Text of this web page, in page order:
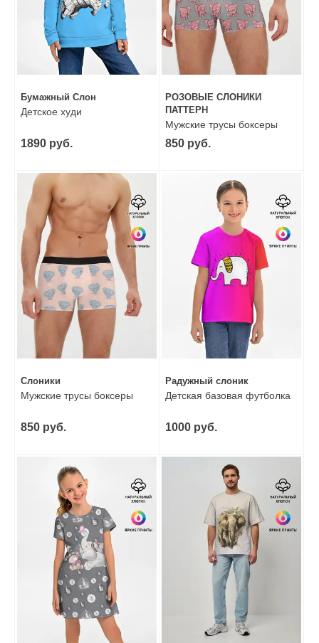
Бумажный Слон
Детское худи
1890 руб.
РОЗОВЫЕ СЛОНИКИ
ПАТТЕРН
Мужские трусы боксеры
850 руб.
Слоники
Мужские трусы боксеры
850 руб.
Радужный слоник
Детская базовая футболка
1000 руб.